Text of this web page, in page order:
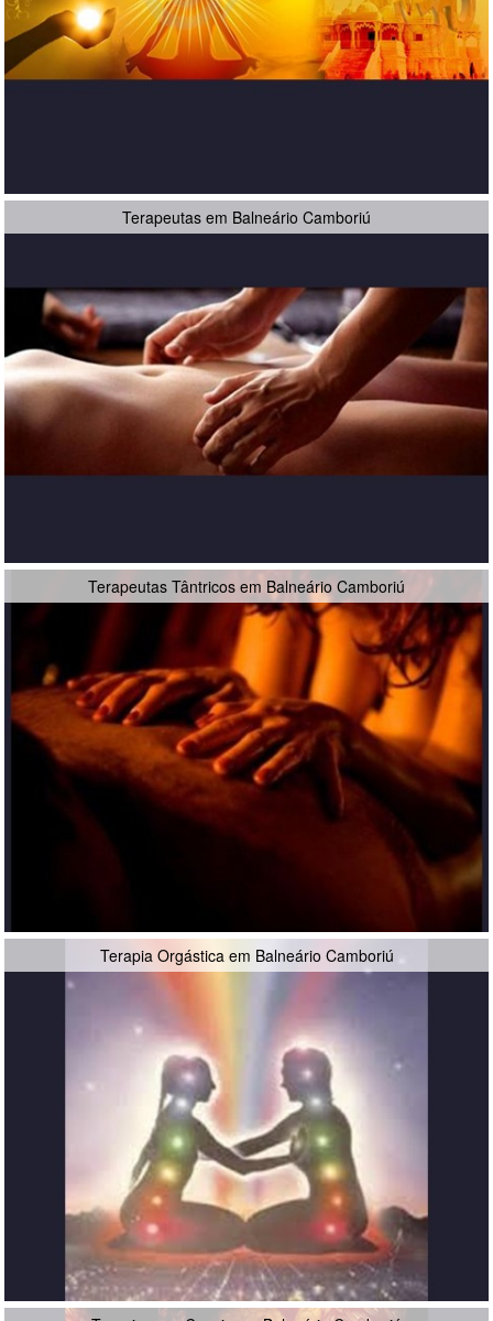
Terapeutas em Balneário Camboriú
Terapeutas Tântricos em Balneário Camboriú
Terapia Orgástica em Balneário Camboriú